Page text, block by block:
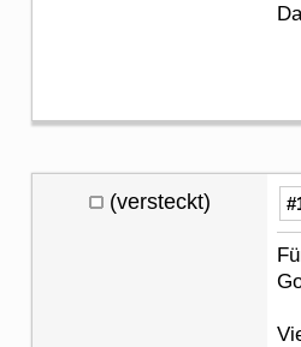
(versteckt)